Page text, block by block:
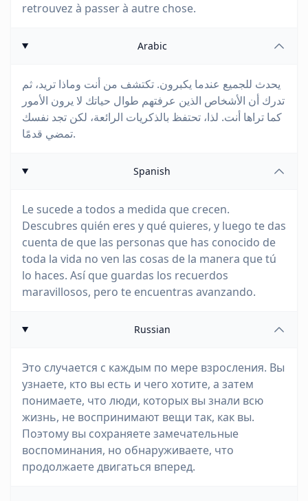
retrouvez à passer à autre chose.
Arabic
يحدث للجميع عندما يكبرون. تكتشف من أنت وماذا تريد، ثم
تدرك أن الأشخاص الذين عرفتهم طوال حياتك لا يرون الأمور
كما تراها أنت. لذا، تحتفظ بالذكريات الرائعة، لكن تجد نفسك
تمضي قدمًا.
Spanish
Le sucede a todos a medida que crecen.
Descubres quién eres y qué quieres, y luego te das
cuenta de que las personas que has conocido de
toda la vida no ven las cosas de la manera que tú
lo haces. Así que guardas los recuerdos
maravillosos, pero te encuentras avanzando.
Russian
Это случается с каждым по мере взросления. Вы
узнаете, кто вы есть и чего хотите, а затем
понимаете, что люди, которых вы знали всю
жизнь, не воспринимают вещи так, как вы.
Поэтому вы сохраняете замечательные
воспоминания, но обнаруживаете, что
продолжаете двигаться вперед.